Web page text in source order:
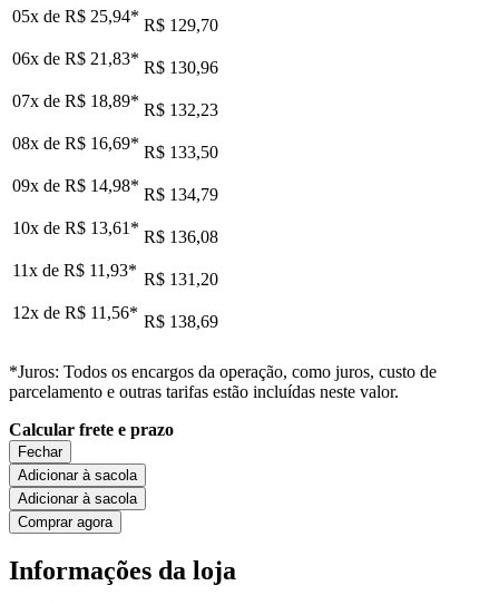
05x de R$ 25,94* R$ 129,70
06x de R$ 21,83* R$ 130,96
07x de R$ 18,89* R$ 132,23
08x de R$ 16,69* R$ 133,50
09x de R$ 14,98* R$ 134,79
10x de R$ 13,61 * R$ 136,08
11x de R$ 11,93* R$ 131,20
12x de R$ 11,56* R$ 138,69
*Juros: Todos os encargos da operação, como juros, custo de
parcelamento e outras tarifas estão incluídas neste valor.
Calcular frete e prazo
Fechar
Adicionar à sacola
Adicionar à sacola
Comprar agora
Informações da loja